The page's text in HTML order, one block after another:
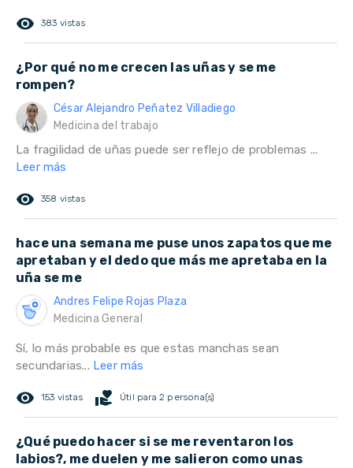
remove_red_eye 383 vistas
¿Por qué no me crecen las uñas y se me
rompen?
César Alejandro Peñatez Villadiego
Medicina del trabajo
La fragilidad de uñas puede ser reflejo de problemas ...
Leer más
remove_red_eye 358 vistas
hace una semana me puse unos zapatos que me
apretaban y el dedo que más me apretaba en la
uña se me
Andres Felipe Rojas Plaza
Medicina General
Sí, lo más probable es que estas manchas sean
secundarias... Leer más
remove_red_eye 153 vistas volunteer_activism Útil para 2 persona(s)
¿Qué puedo hacer si se me reventaron los
labios?, me duelen y me salieron como unas